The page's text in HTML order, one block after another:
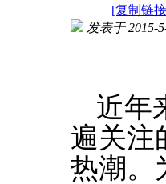
[复制链
发表于 2015-
近年
遍关注
热潮。